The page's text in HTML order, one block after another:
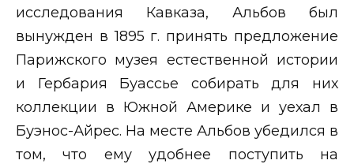
исследования Кавказа, Альбов был
вынужден в 1895 г. принять предложение
Парижского музея естественной истории
и Гербария Буассье собирать для них
коллекции в Южной Америке и уехал в
Буэнос-Айрес. На месте Альбов убедился в
том, что ему удобнее поступить на